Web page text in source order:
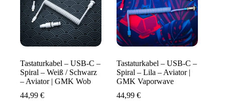
Tastaturkabel – USB-C –
Spiral – Weiß / Schwarz
– Aviator | GMK Wob
44,99 €
Tastaturkabel – USB-C –
Spiral – Lila – Aviator |
GMK Vaporwave
44,99€